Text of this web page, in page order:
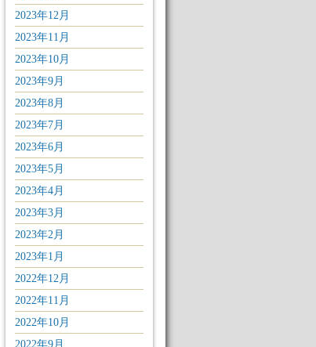
2023年12月
2023年11月
2023年10月
2023年9月
2023年8月
2023年7月
2023年6月
2023年5月
2023年4月
2023年3月
2023年2月
2023年1月
2022年12月
2022年11月
2022年10月
2022年9月